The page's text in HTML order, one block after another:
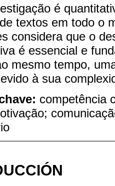
é
textos em todo o
considera que o
é essencial e
mesmo tempo,
à sua
competência